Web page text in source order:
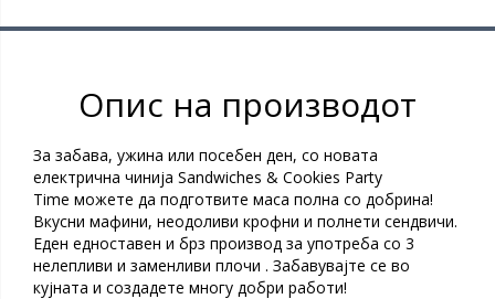
Опис на производот
За забава, ужина или посебен ден, со новата
електрична чинија Sandwiches & Cookies Party
Time можете да подготвите маса полна со добрина!
Вкусни мафини, неодоливи крофни и полнети сендвичи.
Еден едноставен и брз производ за употреба со 3
нелепливи и заменливи плочи . Забавувајте се во
кујната и создадете многу добри работи!